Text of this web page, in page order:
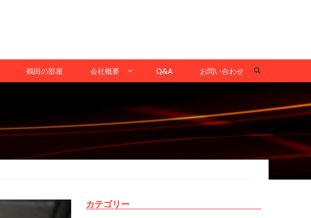
鶴田の部屋 会社概要 Q&A お問い合わせ
カテゴリー